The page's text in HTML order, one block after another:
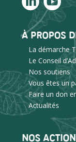
À PROPOS
La démarche
Le Conseil
Nos soutiens
Vous êtes un
Faire un don
Actualités
NOS